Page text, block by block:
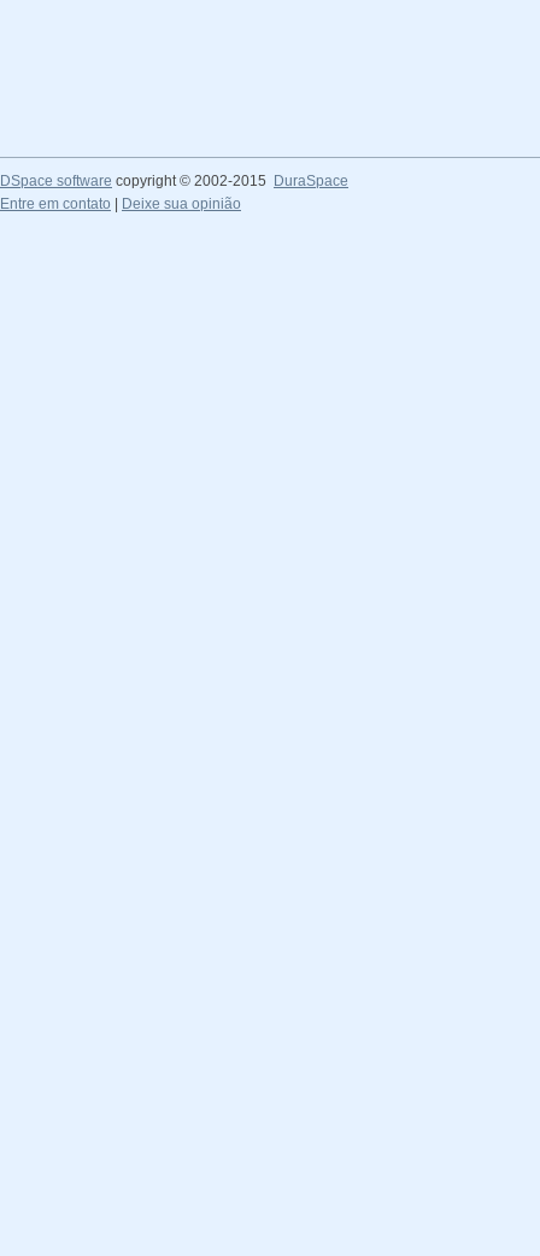
DSpace software copyright © 2002-2015
DuraSpace
Entre em contato
Deixe sua opinião